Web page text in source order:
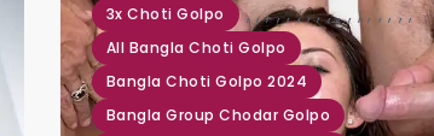
3x Choti Golpo ,
All Bangla Choti Golpo
,
Bangla Choti Golpo 2024
,
Bangla Group Chodar Golpo
,,,,,,,, ,, ,, ,,